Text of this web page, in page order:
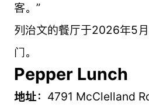
客。”
列治文的餐厅于2026年5
门。
Pepper Lunch
地址： 4791 McClelland